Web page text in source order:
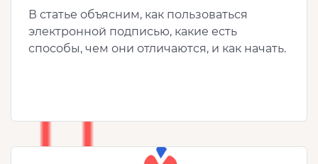
В статье объясним, как пользоваться
электронной подписью, какие есть
способы, чем они отличаются, и как начать.